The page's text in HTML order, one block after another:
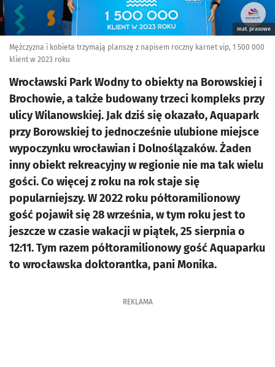
mat. prasowe
Mężczyzna i kobieta trzymają planszę z napisem roczny karnet vip, 1 500 000
klient w 2023 roku
Wrocławski Park Wodny to obiekty na Borowskiej i
Brochowie, a także budowany trzeci kompleks przy
ulicy Wilanowskiej. Jak dziś się okazało, Aquapark
przy Borowskiej to jednocześnie ulubione miejsce
wypoczynku wrocławian i Dolnoślązaków. Żaden
inny obiekt rekreacyjny w regionie nie ma tak wielu
gości. Co więcej z roku na rok staje się
popularniejszy. W 2022 roku półtoramilionowy
gość pojawił się 28 września, w tym roku jest to
jeszcze w czasie wakacji w piątek, 25 sierpnia o
12:11. Tym razem półtoramilionowy gość Aquaparku
to wrocławska doktorantka, pani Monika.
REKLAMA